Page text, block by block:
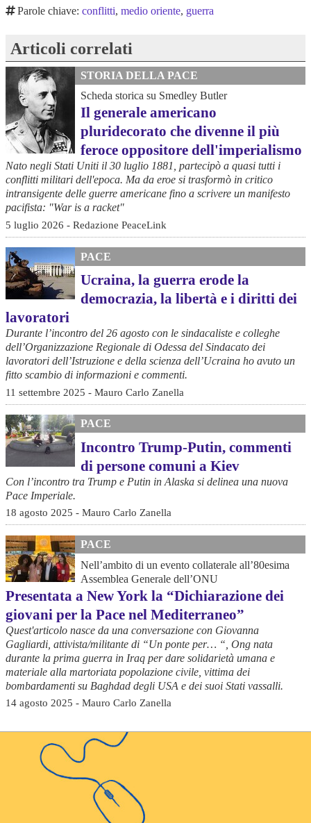
Parole chiave:conflitti,medio oriente, guerra
Articoli correlati
STORIA DELLA PACE
Scheda storica su Smedley Butler
Il generale americano
pluridecorato che divenne il più
feroce oppositore dell'imperialismo
Nato negli Stati Uniti il 30 luglio 1881, partecipò a quasi tutti i
conflitti militari dell'epoca. Ma da eroe si trasformò in critico
intransigente delle guerre americane fino a scrivere un manifesto
pacifista: "War is a racket"
5 luglio 2026 - Redazione PeaceLink
PACE
Ucraina, la guerra erode la
democrazia, la libertà e i diritti dei
lavoratori
Durante l’incontro del 26 agosto con le sindacaliste e colleghe
dell’Organizzazione Regionale di Odessa del Sindacato dei
lavoratori dell’Istruzione e della scienza dell’Ucraina ho avuto un
fitto scambio di informazioni e commenti.
11 settembre 2025 - Mauro Carlo Zanella
PACE
Incontro Trump-Putin, commenti
di persone comuni a Kiev
Con l’incontro tra Trump e Putin in Alaska si delinea una nuova
Pace Imperiale.
18 agosto 2025 - Mauro Carlo Zanella
PACE
Nell’ambito di un evento collaterale all’80esima
Assemblea Generale dell’ONU
Presentata a New York la “Dichiarazione dei
giovani per la Pace nel Mediterraneo”
Quest'articolo nasce da una conversazione con Giovanna
Gagliardi, attivista/militante di “Un ponte per… “, Ong nata
durante la prima guerra in Iraq per dare solidarietà umana e
materiale alla martoriata popolazione civile, vittima dei
bombardamenti su Baghdad degli USA e dei suoi Stati vassalli.
14 agosto 2025 - Mauro Carlo Zanella